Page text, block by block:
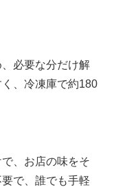
必要な分だけ解
、冷凍庫で約180
、お店の味をそ
で、誰でも手軽